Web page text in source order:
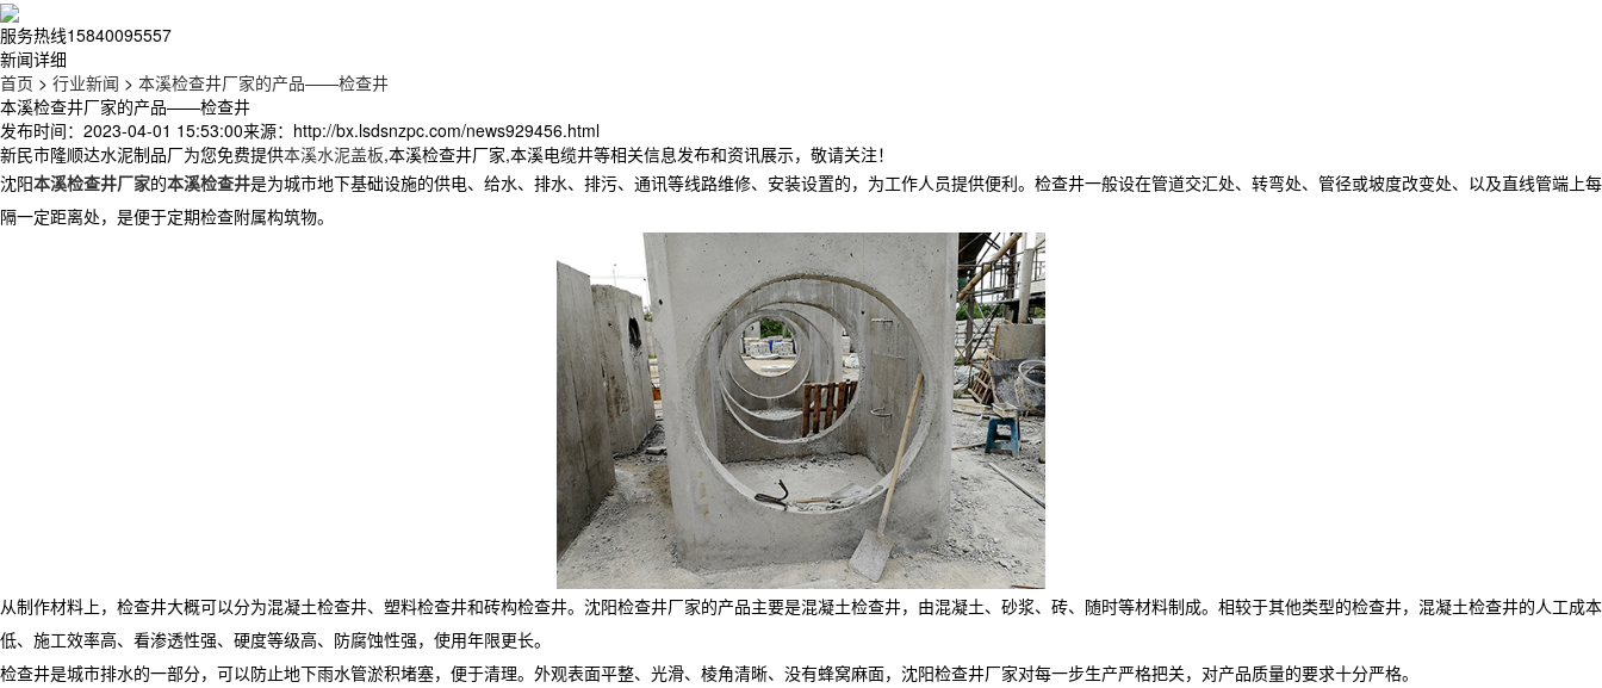
服务热线15840095557
新闻详细
首页 > 行业新闻 > 本溪检查井厂家的产品——检查井
本溪检查井厂家的产品——检查井
发布时间：2023-04-01 15:53:00来源：http://bx.lsdsnzpc.com/news929456.html
新民市隆顺达水泥制品厂为您免费提供本溪水泥盖板,本溪检查井厂家,本溪电缆井等相关信息发布和资讯展示，敬请关注！
沈阳本溪检查井厂家的本溪检查井是为城市地下基础设施的供电、给水、排水、排污、通讯等线路维修、安装设置的，为工作人员提供便利。检查井一般设在管道交汇处、转弯处、管径或坡度改变处、以及直线管端上每
隔一定距离处，是便于定期检查附属构筑物。
从制作材料上，检查井大概可以分为混凝土检查井、塑料检查井和砖构检查井。沈阳检查井厂家的产品主要是混凝土检查井，由混凝土、砂浆、砖、随时等材料制成。相较于其他类型的检查井，混凝土检查井的人工成本
低、施工效率高、看渗透性强、硬度等级高、防腐蚀性强，使用年限更长。
检查井是城市排水的一部分，可以防止地下雨水管淤积堵塞，便于清理。外观表面平整、光滑、棱角清晰、没有蜂窝麻面，沈阳检查井厂家对每一步生产严格把关，对产品质量的要求十分严格。